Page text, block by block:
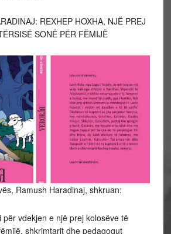
REXHEP HOXHA, NJË PREJ
SONË PËR FËMIJË
Ramush Haradinaj, shkruan:
për vdekjen e një prej kolosëve të
shkrimtarit dhe pedagogut